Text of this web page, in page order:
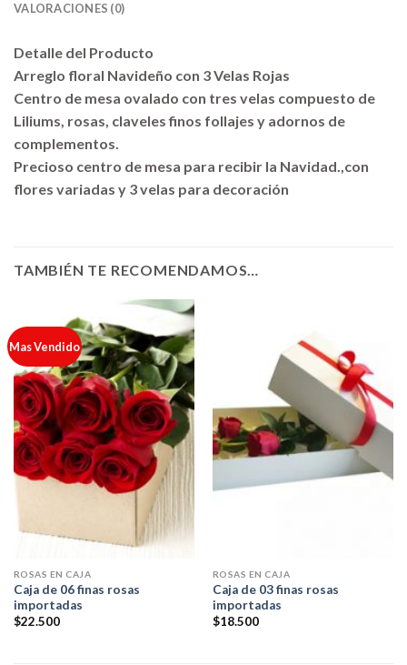
VALORACIONES (0)
Detalle del Producto
Arreglo floral Navideño con 3 Velas Rojas
Centro de mesa ovalado con tres velas compuesto de
Liliums, rosas, claveles finos follajes y adornos de
complementos.
Precioso centro de mesa para recibir la Navidad.,con
flores variadas y 3 velas para decoración
TAMBIÉN TE RECOMENDAMOS…
Mas Vendido
ROSAS EN CAJA
Caja de 06 finas rosas
importadas
$22.500
ROSAS EN CAJA
Caja de 03 finas rosas
importadas
$18.500